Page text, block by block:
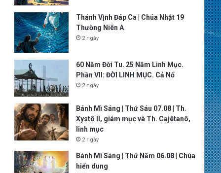
Thánh Vịnh Đáp Ca | Chúa Nhật 19
Thường Niên A
2 ngày
60 Năm Đời Tu. 25 Năm Linh Mục.
Phần VII: ĐỜI LINH MỤC. Cả Nổ
2 ngày
Bánh Mì Sáng | Thứ Sáu 07.08 | Th.
Xystô II, giám mục và Th. Cajêtanô,
linh mục
2 ngày
Bánh Mì Sáng | Thứ Năm 06.08 | Chúa
hiển dung